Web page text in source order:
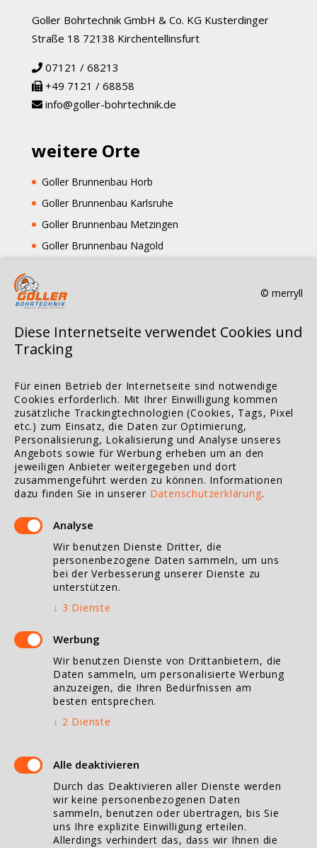
Goller Bohrtechnik GmbH & Co. KG Kusterdinger
Straße 18 72138 Kirchentellinsfurt
07121 / 68213
+49 7121 / 68858
info@goller-bohrtechnik.de
weitere Orte
Goller Brunnenbau Horb
Goller Brunnenbau Karlsruhe
Goller Brunnenbau Metzingen
Goller Brunnenbau Nagold
Goller Brunnenbau Stuttgart
Goller Brunnenbau Tübingen
Goller Brunnenbau Tuttlingen
Goller Brunnenbau Waldshut-Tiengen
Goller Brunnenbau Hohentengen
Goller Brunnenbau Balingen Kreis Zollernalb
Goller Brunnenbau Burladingen
Goller Brunnenbau Eislingen
Goller Brunnenbau Esslingen
Goller Brunnenbau Freudenstadt
Goller Brunnenbau Geislingen
Goller Brunnenbau Schwäbisch Gmünd
Goller Brunnenbau Göppingen
Goller Brunnenbau Heilbronn
Öffnungszeiten
07:00 bis 16:00 Uhr
Vereinbaren Sie mit uns einen Termin, auch vor Ort!
Kontakt
© merryll
Diese Internetseite verwendet Cookies und
Tracking
Für einen Betrieb der Internetseite sind notwendige
Cookies erforderlich. Mit Ihrer Einwilligung kommen
zusätzliche Trackingtechnologien (Cookies, Tags, Pixel
etc.) zum Einsatz, die Daten zur Optimierung,
Personalisierung, Lokalisierung und Analyse unseres
Angebots sowie für Werbung erheben um an den
jeweiligen Anbieter weitergegeben und dort
zusammengeführt werden zu können. Informationen
dazu finden Sie in unserer Datenschutzerklärung.
Analyse
Wir benutzen Dienste Dritter, die
personenbezogene Daten sammeln, um uns
bei der Verbesserung unserer Dienste zu
unterstützen.
↓ 3 Dienste
Werbung
Wir benutzen Dienste von Drittanbietern, die
Daten sammeln, um personalisierte Werbung
anzuzeigen, die Ihren Bedürfnissen am
besten entsprechen.
↓ 2 Dienste
Alle deaktivieren
Durch das Deaktivieren aller Dienste werden
wir keine personenbezogenen Daten
sammeln, benutzen oder übertragen, bis Sie
uns Ihre explizite Einwilligung erteilen.
Allerdings verhindert das, dass wir Ihnen die